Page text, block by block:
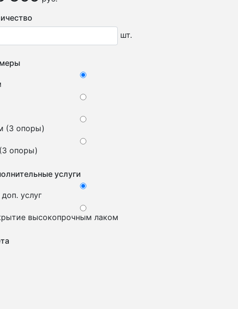
шт.
(3 опоры)
опоры)
услуги
услуг
высокопрочным лаком